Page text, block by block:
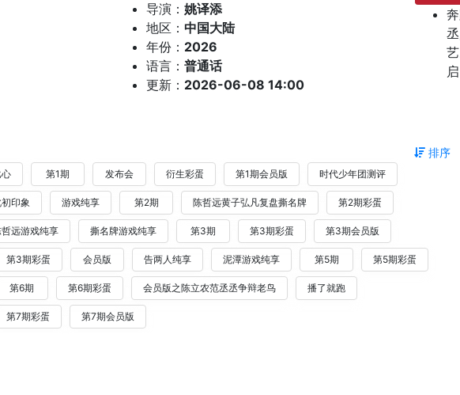
导演： 姚译添
地区： 中国大陆
年份： 2026
语言： 普通话
更新： 2026-06-08 14:00
启
排序
第1期 发布会 衍生彩蛋 第1期会员版 时代少年团测评
印象 游戏纯享 第2期 陈哲远黄子弘凡复盘撕名牌 第2期彩蛋
远游戏纯享 撕名牌游戏纯享 第3期 第3期彩蛋 第3期会员版
第3期彩蛋 会员版 告两人纯享 泥潭游戏纯享 第5期 第5期彩蛋
第6期 第6期彩蛋 会员版之陈立农范丞丞争辩老鸟 播了就跑
第7期彩蛋 第7期会员版